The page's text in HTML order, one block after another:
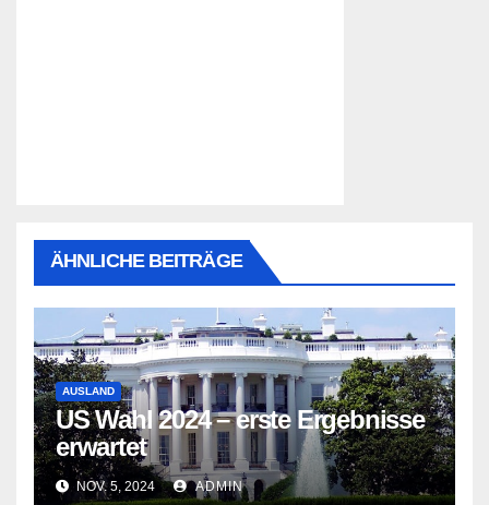
ÄHNLICHE BEITRÄGE
AUSLAND
US Wahl 2024 – erste Ergebnisse
erwartet
NOV. 5, 2024 ADMIN